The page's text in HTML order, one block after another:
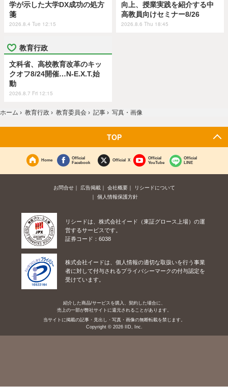
学が示した大学DX成功の処方
箋
2026.8.4 Tue 12:15
向上、授業実践を紹介する中
高教員向けセミナー8/26
2026.8.6 Thu 18:45
教育行政
文科省、高校教育改革のキッ
クオフ8/24開催…N-E.X.T.始
動
2026.8.7 Fri 12:15
ホーム › 教育行政 › 教育委員会 › 記事 › 写真・画像
TOP
Home
Official
Facebook
Official X
Official
YouTube
Official
LINE
お問合せ 広告掲載 会社概要
リシードについて
個人情報保護方針
リシードは、株式会社イード（東証グロース上場）の運
営するサービスです。
証券コード：6038
株式会社イードは、個人情報の適切な取扱いを行う事業
者に対して付与されるプライバシーマークの付与認定を
受けています。
紹介した商品/サービスを購入、契約した場合に、
売上の一部が弊社サイトに還元されることがあります。
当サイトに掲載の記事・見出し・写真・画像の無断転載を禁じます。
Copyright © 2026 IID, Inc.